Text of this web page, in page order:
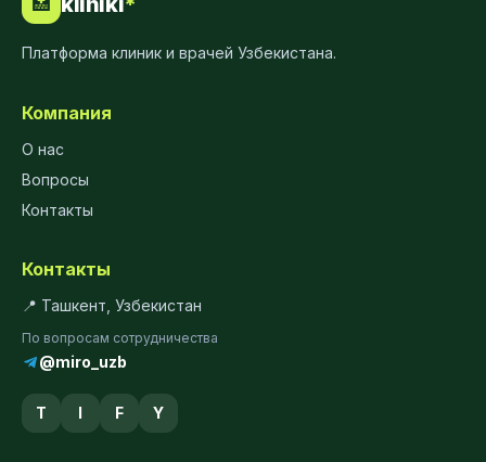
Платформа клиник и врачей Узбекистана.
Компания
О нас
Вопросы
Контакты
Контакты
📍 Ташкент, Узбекистан
По вопросам сотрудничества
@miro_uzb
T I F Y